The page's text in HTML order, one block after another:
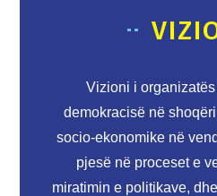
Vizioni i
demokracisë në
socio-ekonomike në
pjesë në proceset e
miratimin e politikave,